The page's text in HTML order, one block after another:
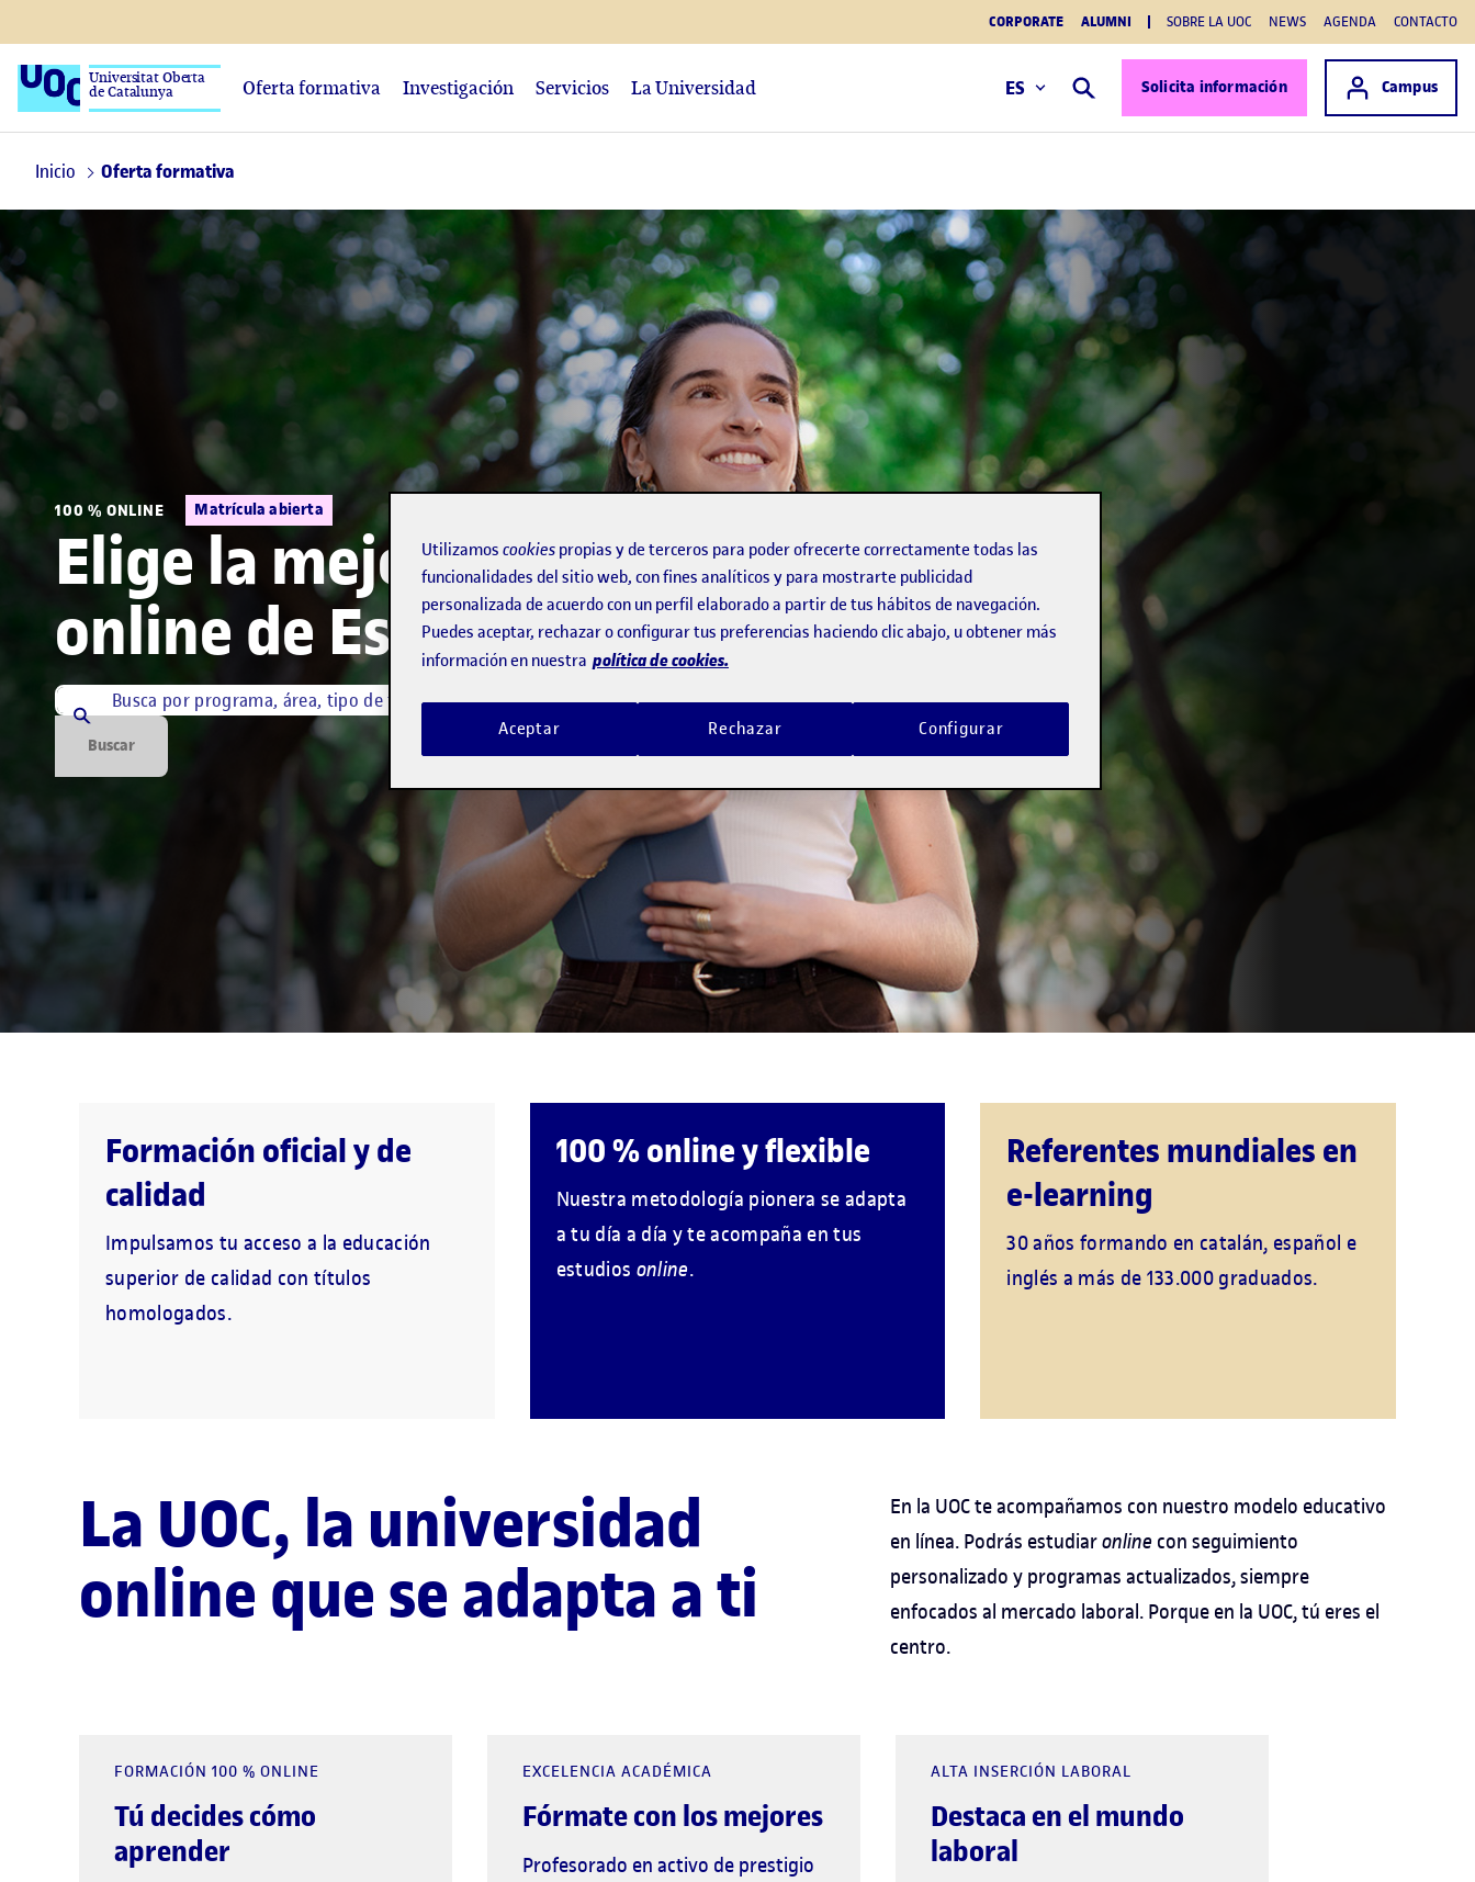
CORPORATE ALUMNI SOBRE LA UOC NEWS AGENDA CONTACTO
Universitat Oberta
de Catalunya Buscar Solicita información Acceso a
Campus
Oferta formativa Investigación Servicios La Universidad ES
Inicio Oferta formativa
100 % ONLINE Matrícula abierta
Elige la mejor universidad
online de España
Búsqueda por palabra
¿Qué estás buscando?
Buscar
Formación oficial y de
calidad
Impulsamos tu acceso a la educación
superior de calidad con títulos
homologados.
100 % online y flexible
Nuestra metodología pionera se adapta
a tu día a día y te acompaña en tus
estudios online.
Referentes mundiales en
e-learning
30 años formando en catalán, español e
inglés a más de 133.000 graduados.
La UOC, la universidad
online que se adapta a ti
En la UOC te acompañamos con nuestro modelo educativo
en línea. Podrás estudiaronline con seguimiento
personalizado y programas actualizados, siempre
enfocados al mercado laboral. Porque en la UOC, tú eres el
centro.
FORMACIÓN 100 % ONLINE
Tú decides cómo
aprender
EXCELENCIA ACADÉMICA
Fórmate con los mejores
Profesorado en activo de prestigio
ALTA INSERCIÓN LABORAL
Destaca en el mundo
laboral
Utilizamos cookies propias y de terceros para poder ofrecerte correctamente todas las
funcionalidades del sitio web, con fines analíticos y para mostrarte publicidad
personalizada de acuerdo con un perfil elaborado a partir de tus hábitos de navegación.
Puedes aceptar, rechazar o configurar tus preferencias haciendo clic abajo, u obtener más
información en nuestra política de cookies.
Rechazar
Aceptar Configurar